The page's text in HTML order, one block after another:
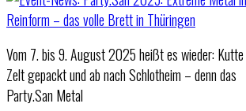
Vom 7. bis 9. August 2025 heißt es wieder: Kutte
Zelt gepackt und ab nach Schlotheim – denn das
Party.San Metal